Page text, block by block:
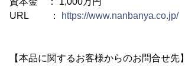
URL ：
https://www.nanbanya.co.jp/
【本品に関するお客様からのお問合せ先】